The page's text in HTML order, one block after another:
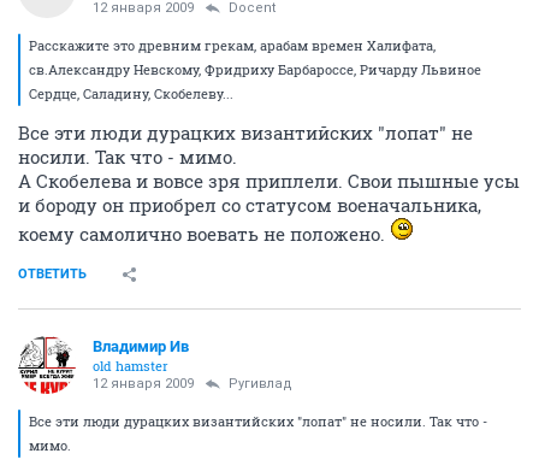
12 января 2009 Docent
Расскажите это древним грекам, арабам времен Халифата,
св.Александру Невскому, Фридриху Барбароссе, Ричарду Львиное
Сердце, Саладину, Скобелеву...
Все эти люди дурацких византийских "лопат" не
носили. Так что - мимо.
А Скобелева и вовсе зря приплели. Свои пышные усы
и бороду он приобрел со статусом военачальника,
коему самолично воевать не положено.
ОТВЕТИТЬ
Владимир Ив
old hamster
12 января 2009 Ругивлад
Все эти люди дурацких византийских "лопат" не носили. Так что -
мимо.